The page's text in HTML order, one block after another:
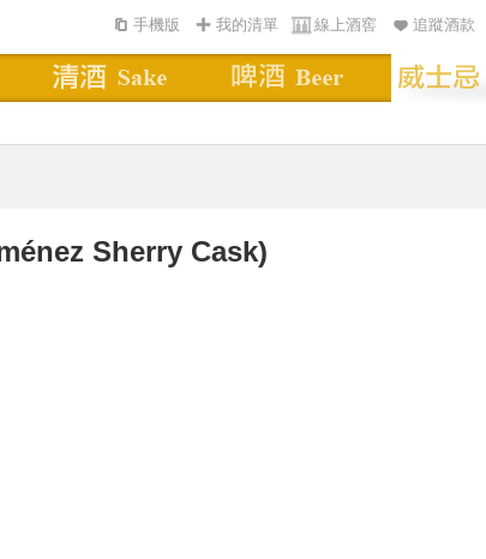
追蹤酒款
線上酒窖
我的清單
手機版
Sherry Cask)